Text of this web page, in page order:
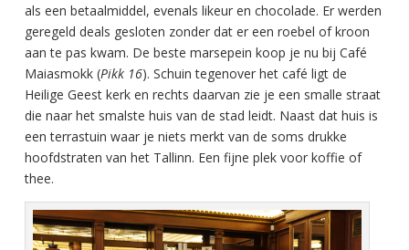
als een betaalmiddel, evenals likeur en chocolade. Er werden
geregeld deals gesloten zonder dat er een roebel of kroon
aan te pas kwam. De beste marsepein koop je nu bij Café
Maiasmokk (Pikk 16). Schuin tegenover het café ligt de
Heilige Geest kerk en rechts daarvan zie je een smalle straat
die naar het smalste huis van de stad leidt. Naast dat huis is
een terrastuin waar je niets merkt van de soms drukke
hoofdstraten van het Tallinn. Een fijne plek voor koffie of
thee.